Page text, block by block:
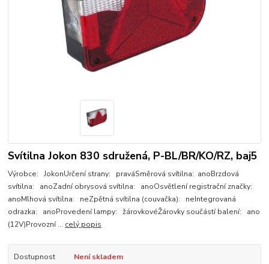
Svítilna Jokon 830 sdružená, P-BL/BR/KO/RZ, baj5
Výrobce: JokonUrčení strany: praváSměrová svítilna: anoBrzdová
svítilna: anoZadní obrysová svítilna: anoOsvětlení registrační značky:
anoMlhová svítilna: neZpětná svítilna (couvačka): neIntegrovaná
odrazka: anoProvedení lampy: žárovkovéŽárovky součástí balení: ano
(12V)Provozní ... celý popis
Dostupnost Není skladem